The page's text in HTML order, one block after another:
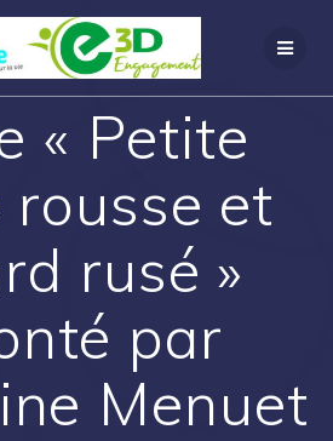
« Petite
rousse et
rusé »
par
Menuet